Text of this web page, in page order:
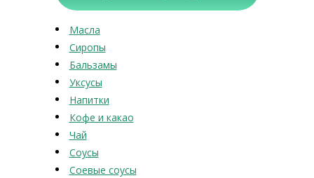
Масла
Сиропы
Бальзамы
Уксусы
Напитки
Кофе и какао
Чай
Соусы
Соевые соусы